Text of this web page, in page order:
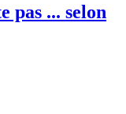
pas ... selon